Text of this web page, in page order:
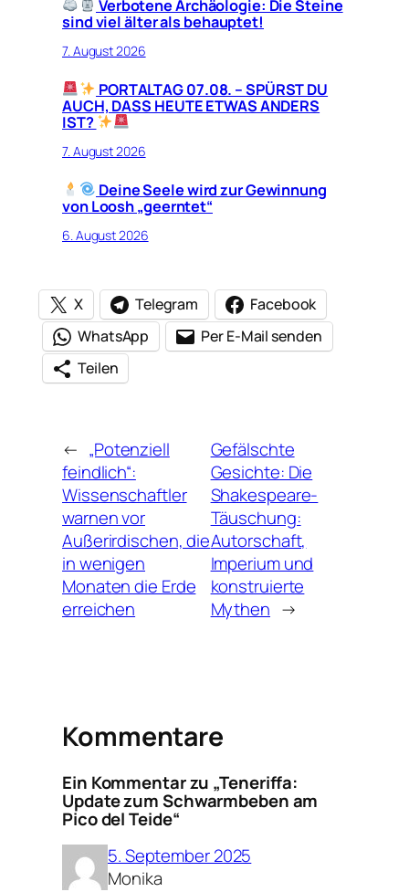
Verbotene Archäologie: Die Steine
sind viel älter als behauptet!
7. August 2026
PORTALTAG 07.08. – SPÜRST DU
AUCH, DASS HEUTE ETWAS ANDERS
IST?
7. August 2026
Deine Seele wird zur Gewinnung
von Loosh „geerntet“
6. August 2026
X Telegram
Facebook
WhatsApp
Per E-Mail senden
Teilen
← „Potenziell
feindlich“:
Wissenschaftler
warnen vor
Außerirdischen, die
in wenigen
Monaten die Erde
erreichen
Gefälschte
Gesichte: Die
Shakespeare-
Täuschung:
Autorschaft,
Imperium und
konstruierte
Mythen →
Kommentare
Ein Kommentar zu „Teneriffa:
Update zum Schwarmbeben am
Pico del Teide“
5. September 2025
Monika